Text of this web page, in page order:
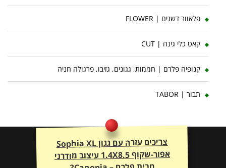
פלאוור דשנים | FLOWER
קאט כלי גינה | CUT
קנופיה פלרם | חממות, גגונים, גזיבו, פרגולה חניה
תבור | TABOR
צריכים עזרה עם גגון Sophia XL
אפור-שקוף 1.4X8.5 עיצוב מודרני